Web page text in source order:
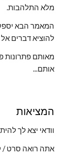
מלא התלהבות.
להוציא דברים אל
אותם...
המציאות
וודאי יצא לך